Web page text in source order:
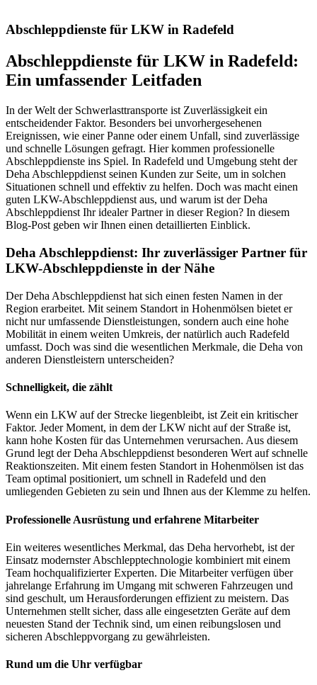
Abschleppdienste für LKW in Radefeld
Abschleppdienste für LKW in Radefeld:
Ein umfassender Leitfaden
In der Welt der Schwerlasttransporte ist Zuverlässigkeit ein
entscheidender Faktor. Besonders bei unvorhergesehenen
Ereignissen, wie einer Panne oder einem Unfall, sind zuverlässige
und schnelle Lösungen gefragt. Hier kommen professionelle
Abschleppdienste ins Spiel. In Radefeld und Umgebung steht der
Deha Abschleppdienst seinen Kunden zur Seite, um in solchen
Situationen schnell und effektiv zu helfen. Doch was macht einen
guten LKW-Abschleppdienst aus, und warum ist der Deha
Abschleppdienst Ihr idealer Partner in dieser Region? In diesem
Blog-Post geben wir Ihnen einen detaillierten Einblick.
Deha Abschleppdienst: Ihr zuverlässiger Partner für
LKW-Abschleppdienste in der Nähe
Der Deha Abschleppdienst hat sich einen festen Namen in der
Region erarbeitet. Mit seinem Standort in Hohenmölsen bietet er
nicht nur umfassende Dienstleistungen, sondern auch eine hohe
Mobilität in einem weiten Umkreis, der natürlich auch Radefeld
umfasst. Doch was sind die wesentlichen Merkmale, die Deha von
anderen Dienstleistern unterscheiden?
Schnelligkeit, die zählt
Wenn ein LKW auf der Strecke liegenbleibt, ist Zeit ein kritischer
Faktor. Jeder Moment, in dem der LKW nicht auf der Straße ist,
kann hohe Kosten für das Unternehmen verursachen. Aus diesem
Grund legt der Deha Abschleppdienst besonderen Wert auf schnelle
Reaktionszeiten. Mit einem festen Standort in Hohenmölsen ist das
Team optimal positioniert, um schnell in Radefeld und den
umliegenden Gebieten zu sein und Ihnen aus der Klemme zu helfen.
Professionelle Ausrüstung und erfahrene Mitarbeiter
Ein weiteres wesentliches Merkmal, das Deha hervorhebt, ist der
Einsatz modernster Abschlepptechnologie kombiniert mit einem
Team hochqualifizierter Experten. Die Mitarbeiter verfügen über
jahrelange Erfahrung im Umgang mit schweren Fahrzeugen und
sind geschult, um Herausforderungen effizient zu meistern. Das
Unternehmen stellt sicher, dass alle eingesetzten Geräte auf dem
neuesten Stand der Technik sind, um einen reibungslosen und
sicheren Abschleppvorgang zu gewährleisten.
Rund um die Uhr verfügbar